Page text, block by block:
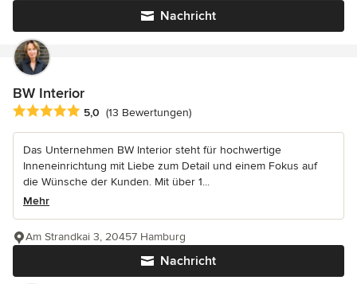
Nachricht
BW Interior
Durchschnittliche Bewertung: 5 von 5 Sternen
5,0 (13 Bewertungen)
Das Unternehmen BW Interior steht für hochwertige
Inneneinrichtung mit Liebe zum Detail und einem Fokus auf
die Wünsche der Kunden. Mit über 1...
Mehr
Nachricht
Am Strandkai 3, 20457 Hamburg